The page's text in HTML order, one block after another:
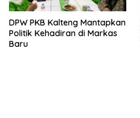
DPW PKB Kalteng Mantapkan
Politik Kehadiran di Markas
Baru